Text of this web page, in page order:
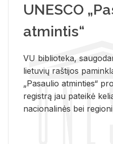
UNESCO
atmintis“
VU biblioteka,
lietuvių raštijos
„Pasaulio atminties“
registrą jau pateikė
nacionalinės bei